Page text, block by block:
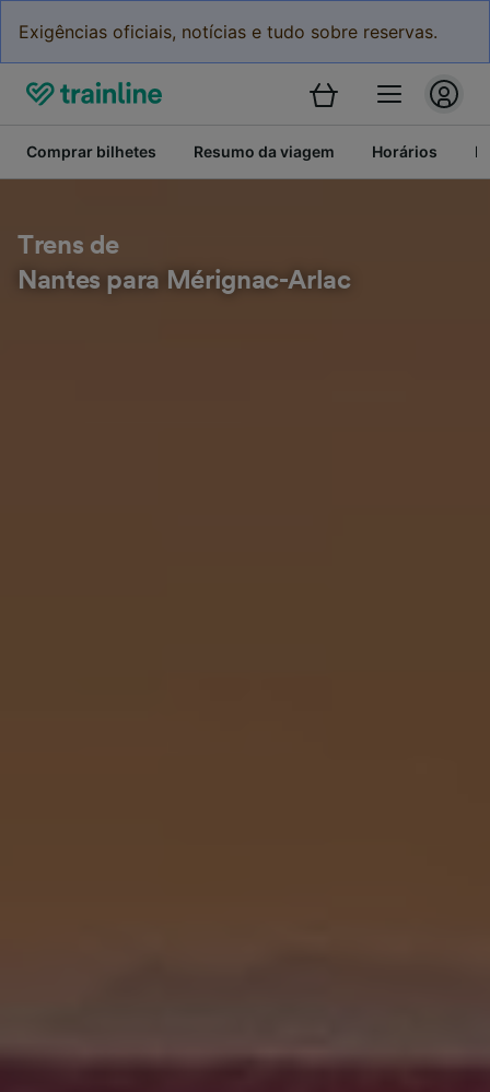
Exigências oficiais, notícias e tudo sobre reservas.
Comprar bilhetes Resumo da viagem Horários
Trens de
Nantes para Mérignac-Arlac